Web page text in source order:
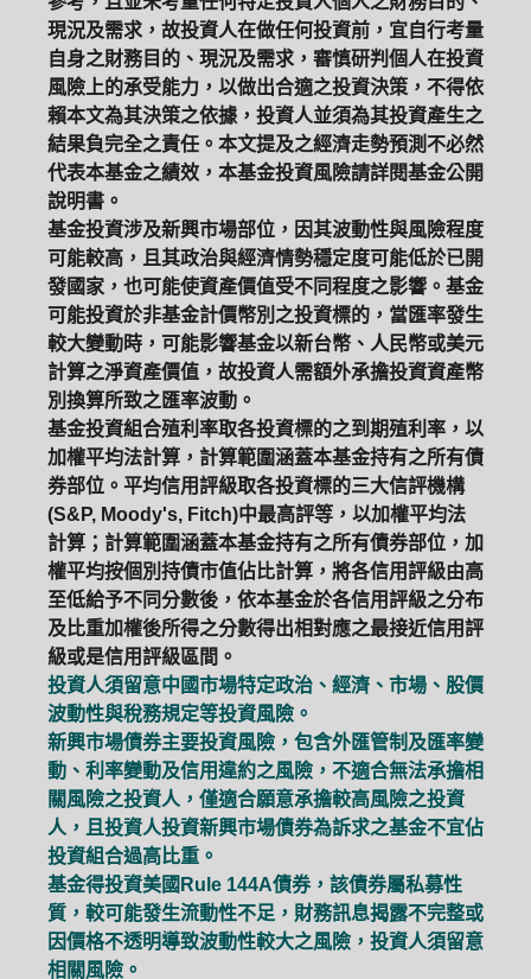
現況及需求，故投資人在做任何投資前，宜自行考量
自身之財務目的、現況及需求，審慎研判個人在投資
風險上的承受能力，以做出合適之投資決策，不得依
賴本文為其決策之依據，投資人並須為其投資產生之
結果負完全之責任。本文提及之經濟走勢預測不必然
代表本基金之績效，本基金投資風險請詳閱基金公開
說明書。
基金投資涉及新興市場部位，因其波動性與風險程度
可能較高，且其政治與經濟情勢穩定度可能低於已開
發國家，也可能使資產價值受不同程度之影響。基金
可能投資於非基金計價幣別之投資標的，當匯率發生
較大變動時，可能影響基金以新台幣、人民幣或美元
計算之淨資產價值，故投資人需額外承擔投資資產幣
別換算所致之匯率波動。
基金投資組合殖利率取各投資標的之到期殖利率，以
加權平均法計算，計算範圍涵蓋本基金持有之所有債
券部位。平均信用評級取各投資標的三大信評機構
(S&P, Moody's, Fitch)中最高評等，以加權平均法
計算；計算範圍涵蓋本基金持有之所有債券部位，加
權平均按個別持債市值佔比計算，將各信用評級由高
至低給予不同分數後，依本基金於各信用評級之分布
及比重加權後所得之分數得出相對應之最接近信用評
級或是信用評級區間。
投資人須留意中國市場特定政治、經濟、市場、股價
波動性與稅務規定等投資風險。
新興市場債券主要投資風險，包含外匯管制及匯率變
動、利率變動及信用違約之風險，不適合無法承擔相
關風險之投資人，僅適合願意承擔較高風險之投資
人，且投資人投資新興市場債券為訴求之基金不宜佔
投資組合過高比重。
基金得投資美國Rule 144A債券，該債券屬私募性
質，較可能發生流動性不足，財務訊息揭露不完整或
因價格不透明導致波動性較大之風險，投資人須留意
相關風險。